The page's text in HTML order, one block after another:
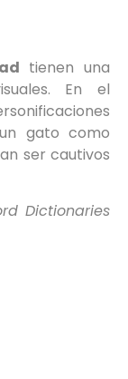
tienen una
En el
gato como
ser cautivos
Dictionaries